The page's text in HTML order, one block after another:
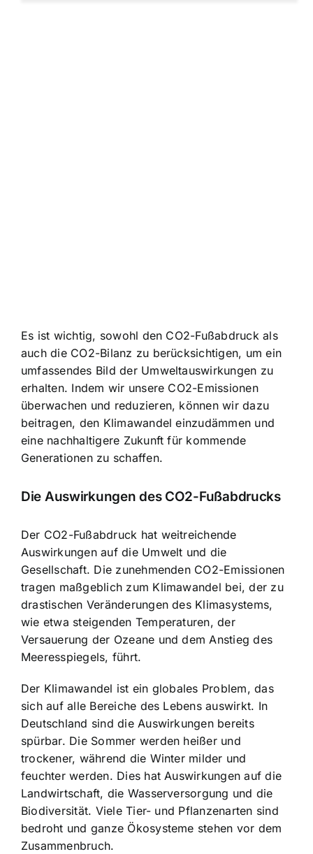
Es ist wichtig, sowohl den CO2-Fußabdruck als
auch die CO2-Bilanz zu berücksichtigen, um ein
umfassendes Bild der Umweltauswirkungen zu
erhalten. Indem wir unsere CO2-Emissionen
überwachen und reduzieren, können wir dazu
beitragen, den Klimawandel einzudämmen und
eine nachhaltigere Zukunft für kommende
Generationen zu schaffen.
Die Auswirkungen des CO2-Fußabdrucks
Der CO2-Fußabdruck hat weitreichende
Auswirkungen auf die Umwelt und die
Gesellschaft. Die zunehmenden CO2-Emissionen
tragen maßgeblich zum Klimawandel bei, der zu
drastischen Veränderungen des Klimasystems,
wie etwa steigenden Temperaturen, der
Versauerung der Ozeane und dem Anstieg des
Meeresspiegels, führt.
Der Klimawandel ist ein globales Problem, das
sich auf alle Bereiche des Lebens auswirkt. In
Deutschland sind die Auswirkungen bereits
spürbar. Die Sommer werden heißer und
trockener, während die Winter milder und
feuchter werden. Dies hat Auswirkungen auf die
Landwirtschaft, die Wasserversorgung und die
Biodiversität. Viele Tier- und Pflanzenarten sind
bedroht und ganze Ökosysteme stehen vor dem
Zusammenbruch.